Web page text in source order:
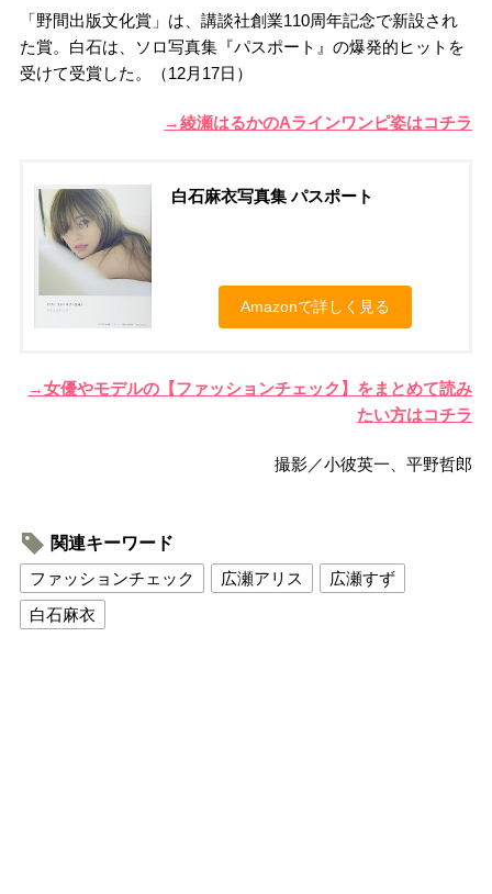
「野間出版文化賞」は、講談社創業110周年記念で新設され
た賞。白石は、ソロ写真集『パスポート』の爆発的ヒットを
受けて受賞した。（12月17日）
→綾瀬はるかのAラインワンピ姿はコチラ
白石麻衣写真集 パスポート
Amazonで詳しく見る
→女優やモデルの【ファッションチェック】をまとめて読み
たい方はコチラ
撮影／小彼英一、平野哲郎
関連キーワード
ファッションチェック
広瀬アリス
広瀬すず
白石麻衣